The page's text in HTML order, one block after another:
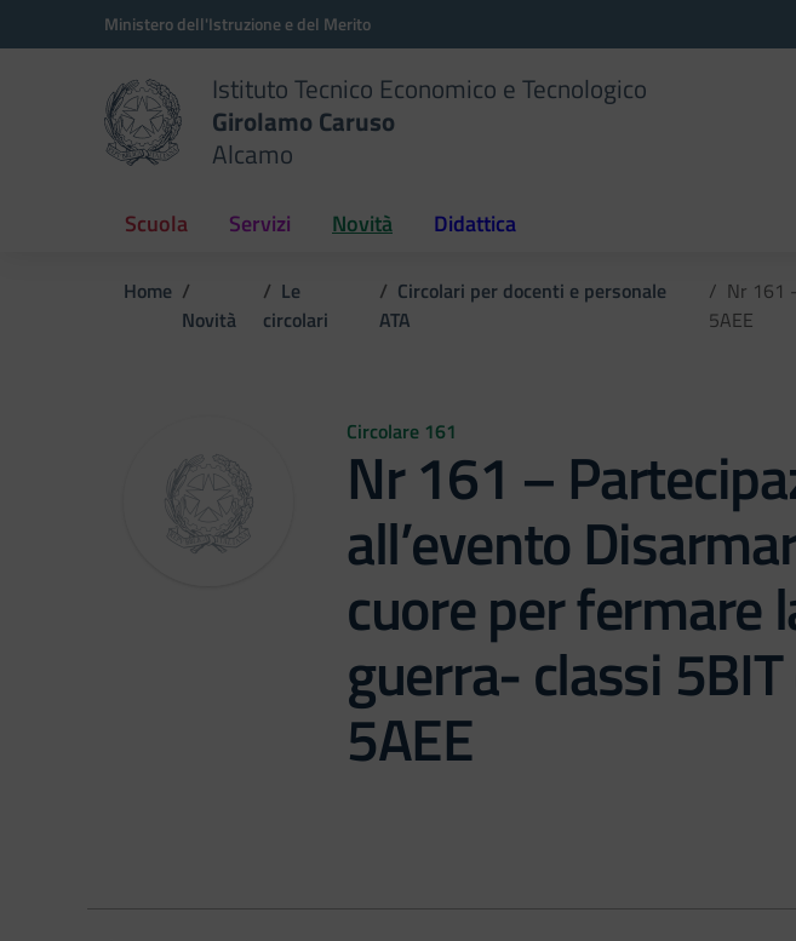
Vai ai contenuti
Vai al menu di navigazioneMinistero dell'Istruzione e del Merito
Istituto Tecnico Economico e Tecnologico
Girolamo Caruso
Alcamo
Scuola Servizi Novità Didattica
Home
Novità
Le
circolari
Circolari per docenti e personale
ATA
Nr 161
5AEE
Circolare 161
Nr 161 –
all’evento
cuore per fermare
guerra- classi 5BIT
5AEE